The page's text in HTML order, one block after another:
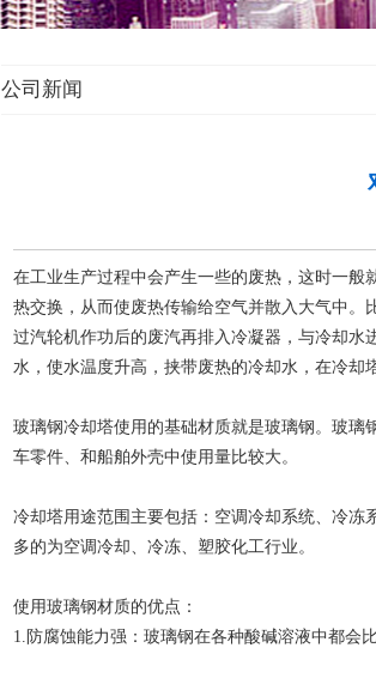
公司新闻
在工业生产过程中会产生一些的废热，这时一般
热交换，从而使废热传输给空气并散入大气中
过汽轮机作功后的废汽再排入冷凝器，与冷却水
水，使水温度升高，挟带废热的冷却水，在冷却
玻璃钢冷却塔使用的基础材质就是玻璃钢。玻璃
车零件、和船舶外壳中使用量比较大。
冷却塔用途范围主要包括：空调冷却系统、冷冻
多的为空调冷却、冷冻、塑胶化工行业。
使用玻璃钢材质的优点：
1.防腐蚀能力强：玻璃钢在各种酸碱溶液中都会